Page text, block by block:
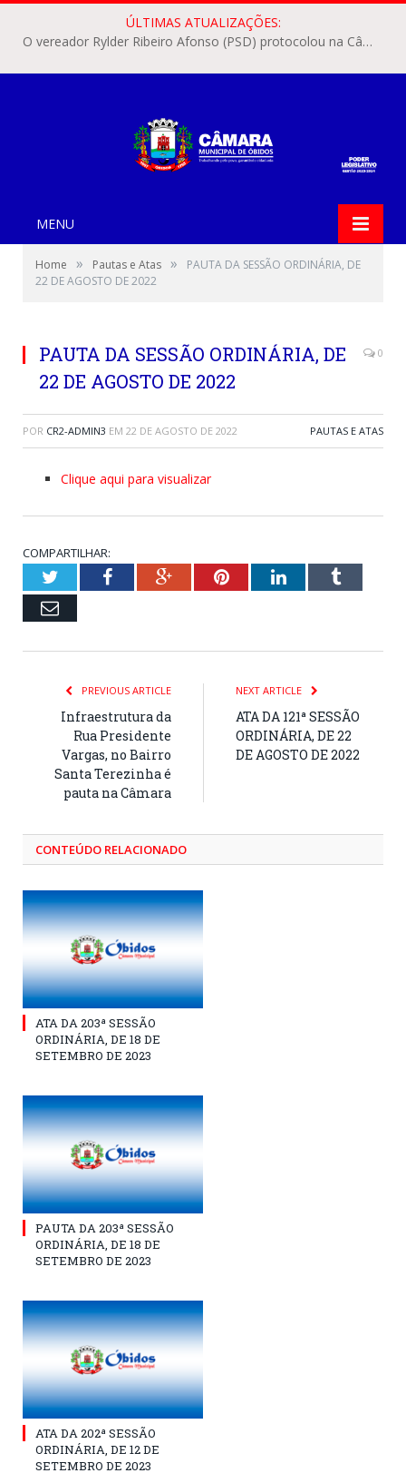
ÚLTIMAS ATUALIZAÇÕES:
O vereador Rylder Ribeiro Afonso (PSD) protocolou na Câmara Municipal de Óbidos o Requerimento nº 346/2026.
MENU
Home » Pautas e Atas »
PAUTA DA SESSÃO ORDINÁRIA, DE
22 DE AGOSTO DE 2022
PAUTA DA SESSÃO ORDINÁRIA, DE
22 DE AGOSTO DE 2022
0
POR CR2-ADMIN3 EM 22 DE AGOSTO DE 2022 PAUTAS E ATAS
Clique aqui para visualizar
COMPARTILHAR:
TwitterFacebookGoogle+PinterestLinkedInTumblr
Email
PREVIOUS ARTICLE
Infraestrutura da
Rua Presidente
Vargas, no Bairro
Santa Terezinha é
pauta na Câmara
NEXT ARTICLE
ATA DA 121ª SESSÃO
ORDINÁRIA, DE 22
DE AGOSTO DE 2022
CONTEÚDO RELACIONADO
ATA DA 203ª SESSÃO
ORDINÁRIA, DE 18 DE
SETEMBRO DE 2023
PAUTA DA 203ª SESSÃO
ORDINÁRIA, DE 18 DE
SETEMBRO DE 2023
ATA DA 202ª SESSÃO
ORDINÁRIA, DE 12 DE
SETEMBRO DE 2023